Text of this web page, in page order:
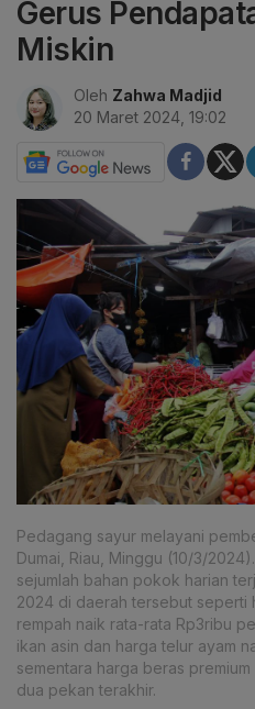
Gerus
Miskin
Oleh Zahwa Madjid
20 Maret 2024, 19:02
Pedagang sayur melayani
Dumai, Riau, Minggu (10/3/
sejumlah bahan pokok harian
2024 di daerah tersebut seperti
rempah naik rata-rata Rp3ribu
ikan asin dan harga telur ayam
sementara harga beras
dua pekan terakhir.